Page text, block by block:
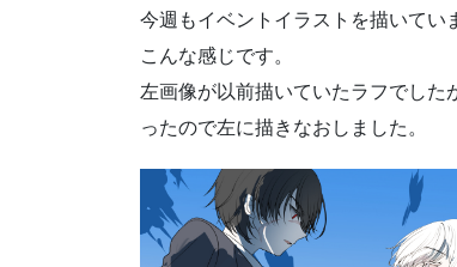
今週もイベントイラストを描いてい
こんな感じです。
左画像が以前描いていたラフでし
ったので左に描きなおしました。